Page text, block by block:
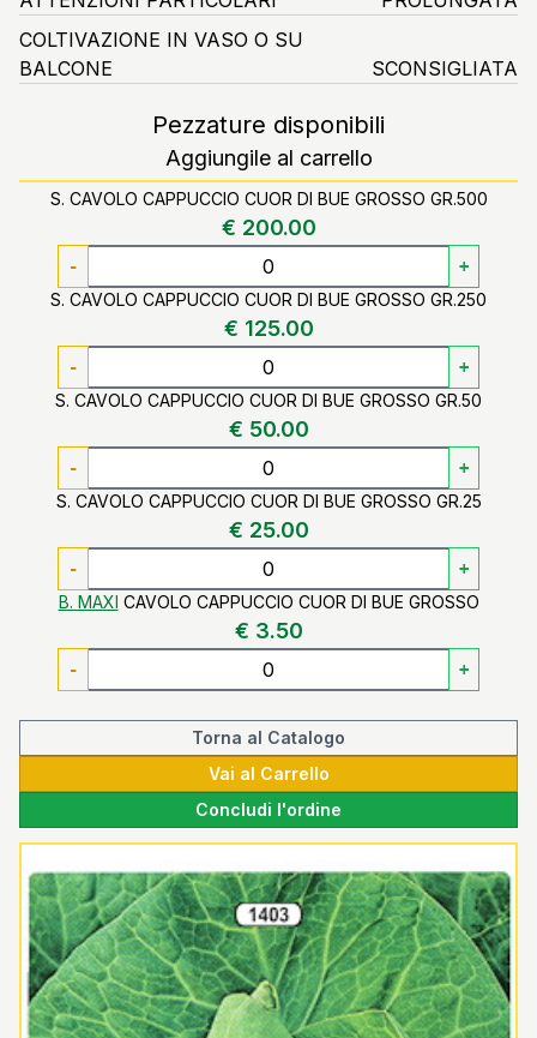
COLTIVAZIONE IN VASO O SU
BALCONE
SCONSIGLIATA
Pezzature disponibili
Aggiungile al carrello
S. CAVOLO CAPPUCCIO CUOR DI BUE GROSSO GR.500
€ 200.00
- +
S. CAVOLO CAPPUCCIO CUOR DI BUE GROSSO GR.250
€ 125.00
- +
S. CAVOLO CAPPUCCIO CUOR DI BUE GROSSO GR.50
€ 50.00
- +
S. CAVOLO CAPPUCCIO CUOR DI BUE GROSSO GR.25
€ 25.00
- +
B. MAXI CAVOLO CAPPUCCIO CUOR DI BUE GROSSO
€ 3.50
- +
Torna al Catalogo
Vai al Carrello
Concludi l'ordine